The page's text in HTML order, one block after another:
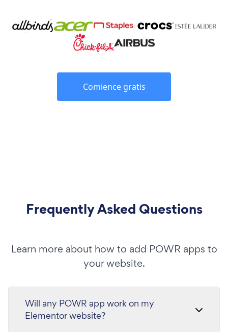
Comience gratis
Frequently Asked Questions
Learn more about how to add POWR apps to
your website.
Will any POWR app work on my
Elementor website?